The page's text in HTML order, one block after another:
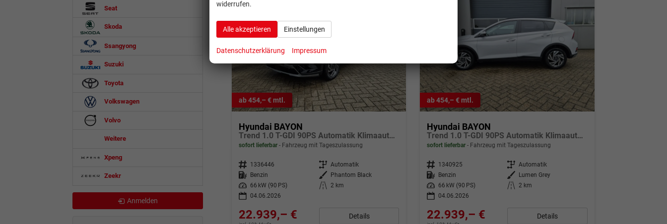
ab 454,– € mtl.
Hyundai BAYON
Trend 1.0 T-GDI 90PS Automatik Klimaautomatik Rückf.Kamera Parksensoren Sitzheizung Lenkradheizung Bluetooth Touchscreen Tempomat Apple CarPlay + Android Auto 16"LM
sofort lieferbar Fahrzeug mit Tageszulassung
Fahrzeugnr. 1336446 Getriebe Automatik
Kraftstoff
Benzin Außenfarbe
Phantom Black
Leistung
66 kW (90 PS) Kilometerstand 2 km
04.06.2026
22.939,– € Details
ab 454,– € mtl.
Hyundai BAYON
Trend 1.0 T-GDI 90PS Automatik Klimaautomatik Rückf.Kamera Parksensoren Sitzheizung Lenkradheizung Bluetooth Touchscreen Tempomat Apple CarPlay + Android Auto 16"LM
sofort lieferbar Fahrzeug mit Tageszulassung
Fahrzeugnr. 1340925 Getriebe Automatik
Kraftstoff
Benzin Außenfarbe
Lumen Grey
Leistung
66 kW (90 PS) Kilometerstand 2 km
04.06.2026
22.939,– € Details
Seat
Skoda
Ssangyong
Suzuki
Toyota
Volkswagen
Volvo
Weitere
Xpeng
Zeekr
Anmelden
widerrufen.
Alle akzeptieren Einstellungen
Datenschutzerklärung Impressum